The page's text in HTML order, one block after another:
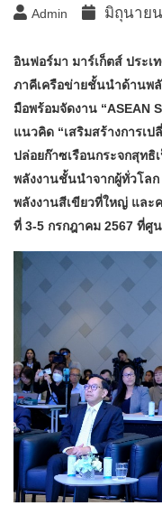
Admin มิถุนาย
อินฟอร์มา มาร์เก็ตส์ ประเ
ภาคีเครือข่ายชั้นนำด้านพ
มือพร้อมจัดงาน “ASEAN
แนวคิด “เสริมสร้างการเ
ปล่อยก๊าซเรือนกระจกสุท
พลังงานชั้นนำจากผู้ทั่วโล
พลังงานสีเขียวที่ใหญ่ และ
ที่ 3-5 กรกฎาคม 2567 ที่ศู